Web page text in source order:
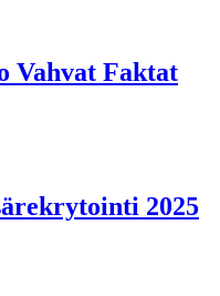
Vahvat Faktat
2025